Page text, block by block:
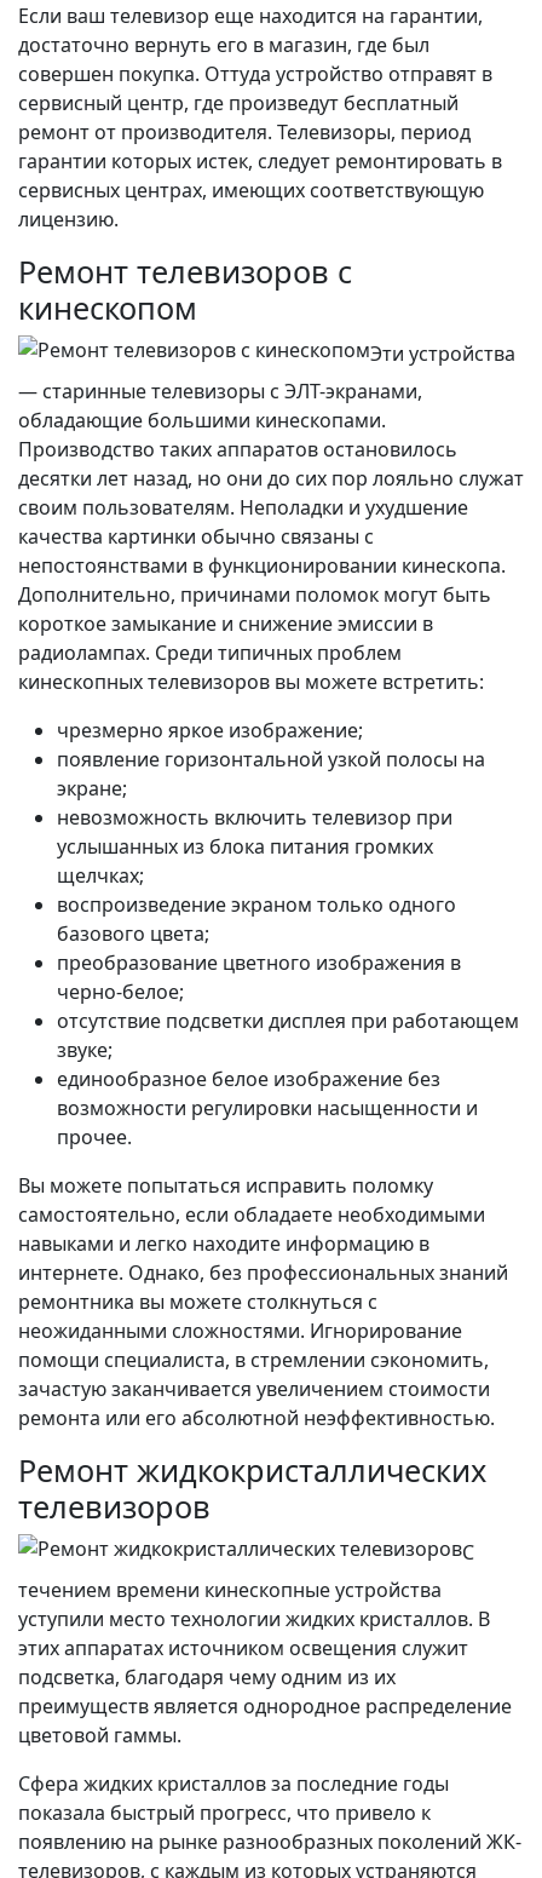
Если ваш телевизор еще находится на гарантии,
достаточно вернуть его в магазин, где был
совершен покупка. Оттуда устройство отправят в
сервисный центр, где произведут бесплатный
ремонт от производителя. Телевизоры, период
гарантии которых истек, следует ремонтировать в
сервисных центрах, имеющих соответствующую
лицензию.
Ремонт телевизоров с
кинескопом
Эти устройства
— старинные телевизоры с ЭЛТ-экранами,
обладающие большими кинескопами.
Производство таких аппаратов остановилось
десятки лет назад, но они до сих пор лояльно служат
своим пользователям. Неполадки и ухудшение
качества картинки обычно связаны с
непостоянствами в функционировании кинескопа.
Дополнительно, причинами поломок могут быть
короткое замыкание и снижение эмиссии в
радиолампах. Среди типичных проблем
кинескопных телевизоров вы можете встретить:
чрезмерно яркое изображение;
появление горизонтальной узкой полосы на
экране;
невозможность включить телевизор при
услышанных из блока питания громких
щелчках;
воспроизведение экраном только одного
базового цвета;
преобразование цветного изображения в
черно-белое;
отсутствие подсветки дисплея при работающем
звуке;
единообразное белое изображение без
возможности регулировки насыщенности и
прочее.
Вы можете попытаться исправить поломку
самостоятельно, если обладаете необходимыми
навыками и легко находите информацию в
интернете. Однако, без профессиональных знаний
ремонтника вы можете столкнуться с
неожиданными сложностями. Игнорирование
помощи специалиста, в стремлении сэкономить,
зачастую заканчивается увеличением стоимости
ремонта или его абсолютной неэффективностью.
Ремонт жидкокристаллических
телевизоров
С
течением времени кинескопные устройства
уступили место технологии жидких кристаллов. В
этих аппаратах источником освещения служит
подсветка, благодаря чему одним из их
преимуществ является однородное распределение
цветовой гаммы.
Сфера жидких кристаллов за последние годы
показала быстрый прогресс, что привело к
появлению на рынке разнообразных поколений ЖК-
телевизоров, с каждым из которых устраняются